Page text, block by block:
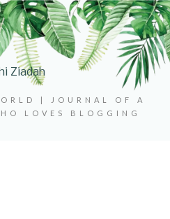
Ziadah
| JOURNAL OF A
LOVES BLOGGING